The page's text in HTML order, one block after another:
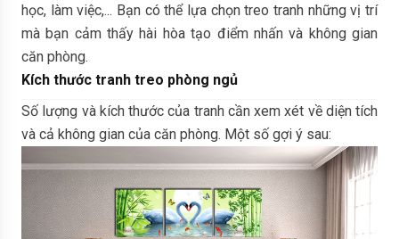
học, làm việc,... Bạn có thể lựa chọn treo tranh những vị trí
mà bạn cảm thấy hài hòa tạo điểm nhấn và không gian
căn phòng.
Kích thước tranh treo phòng ngủ
Số lượng và kích thước của tranh cần xem xét về diện tích
và cả không gian của căn phòng. Một số gợi ý sau: